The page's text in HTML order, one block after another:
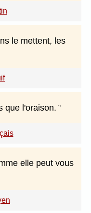
le mettent, les
que l'oraison.
elle peut vous